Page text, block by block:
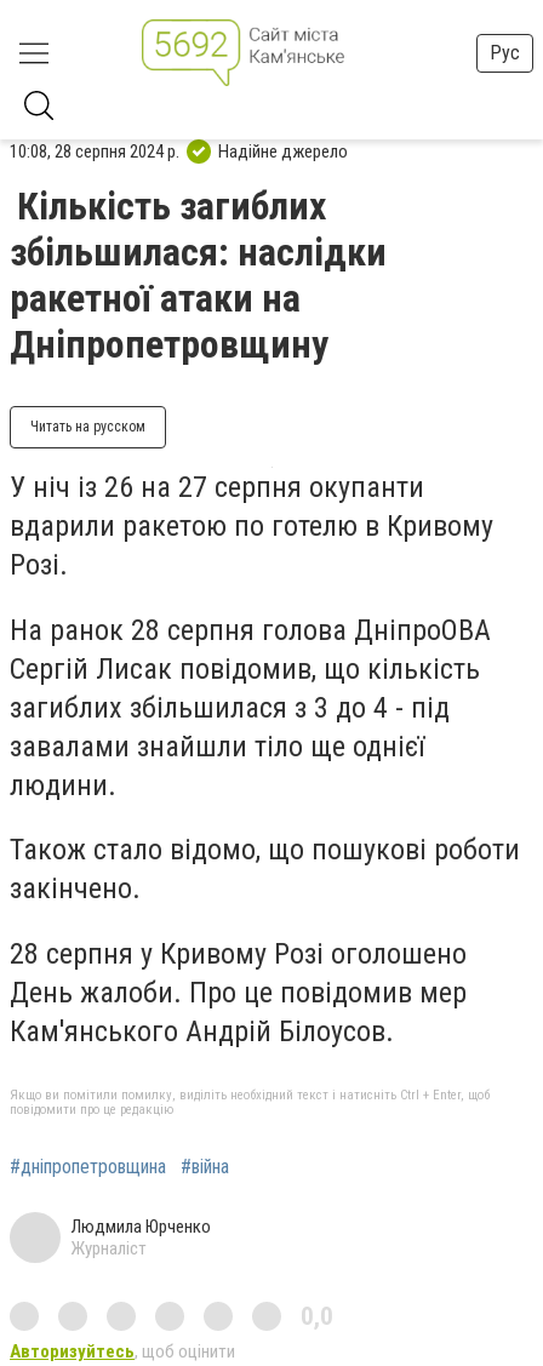
Рус
10:08, 28 серпня 2024 р. Надійне джерело
Кількість загиблих
збільшилася: наслідки
ракетної атаки на
Дніпропетровщину
Читать на русском
У ніч із 26 на 27 серпня окупанти
вдарили ракетою по готелю в Кривому
Розі.
На ранок 28 серпня голова ДніпроОВА
Сергій Лисак повідомив, що кількість
загиблих збільшилася з 3 до 4 - під
завалами знайшли тіло ще однієї
людини.
Також стало відомо, що пошукові роботи
закінчено.
28 серпня у Кривому Розі оголошено
День жалоби. Про це повідомив мер
Кам'янського Андрій Білоусов.
Якщо ви помітили помилку, виділіть необхідний текст і натисніть Ctrl + Enter, щоб
повідомити про це редакцію
#дніпропетровщина #війна
Людмила Юрченко
Журналіст
0,0
Авторизуйтесь, щоб оцінити